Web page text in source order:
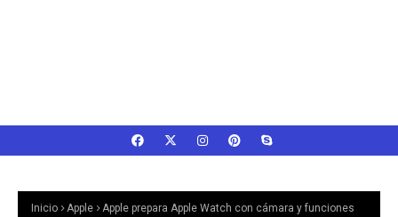
Inicio Apple
Apple prepara Apple Watch con cámara y funciones